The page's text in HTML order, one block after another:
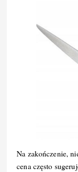
Na zakończenie,
cena często